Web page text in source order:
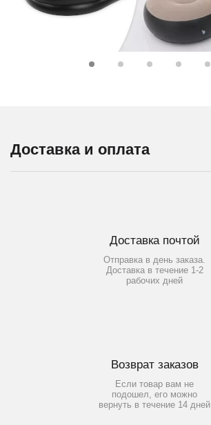
Доставка и оплата
Доставка почтой
Отправка в день заказа.
Доставка в течение 1-2
рабочих дней
Возврат заказов
Если товар вам не
подошел, его можно
вернуть в течение 14 дней